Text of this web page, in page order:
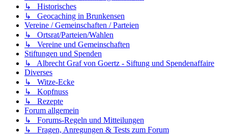
↳ Historisches
↳ Geocaching in Brunkensen
Vereine / Gemeinschaften / Parteien
↳ Ortsrat/Parteien/Wahlen
↳ Vereine und Gemeinschaften
Stiftungen und Spenden
↳ Albrecht Graf von Goertz - Siftung und Spendenaffaire
Diverses
↳ Witze-Ecke
↳ Kopfnuss
↳ Rezepte
Forum allgemein
↳ Forums-Regeln und Mitteilungen
↳ Fragen, Anregungen & Tests zum Forum